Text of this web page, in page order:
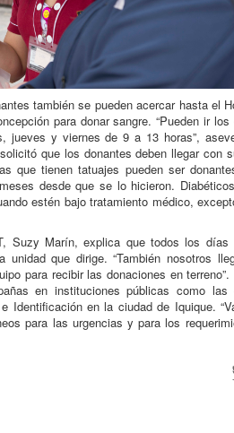
también se pueden acercar hasta el
para donar sangre. “Pueden ir
jueves y viernes de 9 a 13 horas”,
que los donantes deben llegar con
que tienen tatuajes pueden ser
desde que se lo hicieron.
estén bajo tratamiento médico,
Suzy Marín, explica que todos los
unidad que dirige. “También nosotros
para recibir las donaciones en
en instituciones públicas como
Identificación en la ciudad de Iquique.
para las urgencias y para los